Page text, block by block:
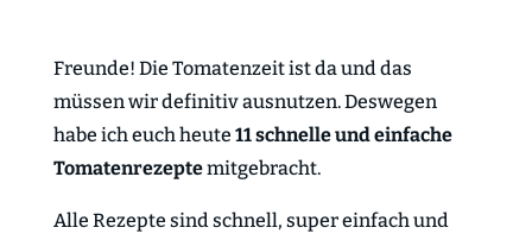
Freunde! Die Tomatenzeit ist da und das
müssen wir definitiv ausnutzen. Deswegen
habe ich euch heute 11 schnelle und einfache
Tomatenrezeptemitgebracht.
Alle Rezepte sind schnell, super einfach und